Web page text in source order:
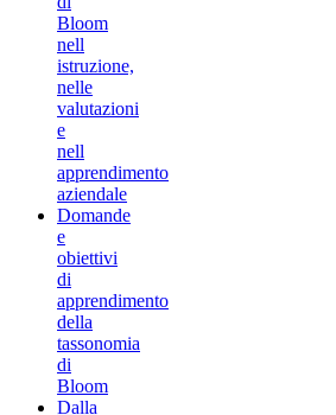
Bloom
nell
istruzione,
nelle
valutazioni
e
nell
apprendimento
aziendale
Domande
e
obiettivi
di
apprendimento
della
tassonomia
di
Bloom
Dalla